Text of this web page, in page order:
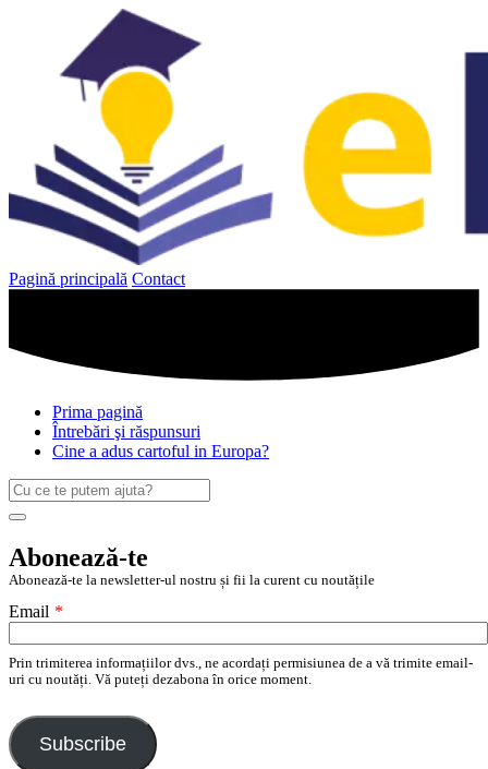
Pagină principală Contact
Prima pagină
Întrebări şi răspunsuri
Cine a adus cartoful in Europa?
Caută
după:
Search
Abonează-te
Abonează-te la newsletter-ul nostru și fii la curent cu noutățile
Email *
Prin trimiterea informațiilor dvs., ne acordați permisiunea de a vă trimite email-
uri cu noutăți. Vă puteți dezabona în orice moment.
Subscribe